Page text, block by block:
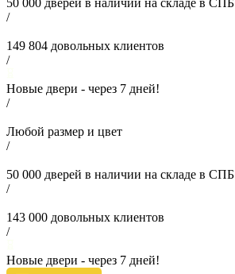
50 000 дверей в наличии на складе в СПБ
/
149 804 довольных клиентов
/
Новые двери - через 7 дней!
/
Любой размер и цвет
/
50 000 дверей в наличии на складе в СПБ
/
143 000 довольных клиентов
/
Новые двери - через 7 дней!